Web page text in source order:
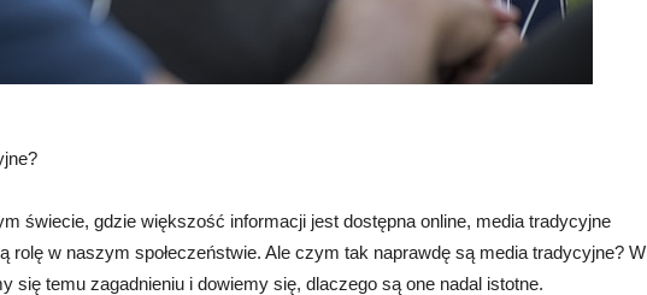
świecie, gdzie większość informacji jest dostępna online, media tradycyjne
rolę w naszym społeczeństwie. Ale czym tak naprawdę są media tradycyjne? W
się temu zagadnieniu i dowiemy się, dlaczego są one nadal istotne.